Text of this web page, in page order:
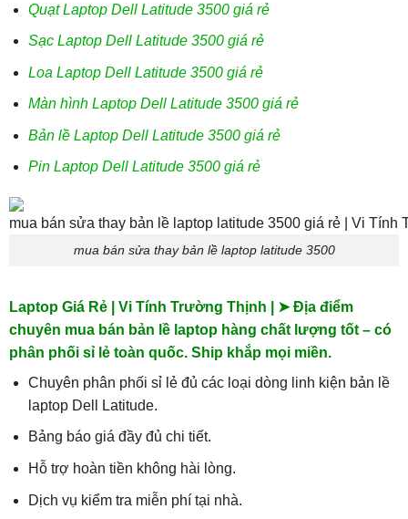
Quạt Laptop Dell Latitude 3500 giá rẻ
Sạc Laptop Dell Latitude 3500 giá rẻ
Loa Laptop Dell Latitude 3500 giá rẻ
Màn hình Laptop Dell Latitude 3500 giá rẻ
Bản lề Laptop Dell Latitude 3500 giá rẻ
Pin Laptop Dell Latitude 3500 giá rẻ
mua bán sửa thay bản lề laptop latitude 3500
Laptop Giá Rẻ | Vi Tính Trường Thịnh | ➤ Địa điểm
chuyên mua bán bản lề laptop hàng chất lượng tốt – có
phân phối sỉ lẻ toàn quốc. Ship khắp mọi miền.
Chuyên phân phối sỉ lẻ đủ các loại dòng linh kiện bản lề
laptop Dell Latitude.
Bảng báo giá đầy đủ chi tiết.
Hỗ trợ hoàn tiền không hài lòng.
Dịch vụ kiểm tra miễn phí tại nhà.